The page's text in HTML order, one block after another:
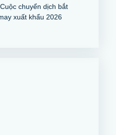
chuyển dịch bắt
xuất khẩu 2026